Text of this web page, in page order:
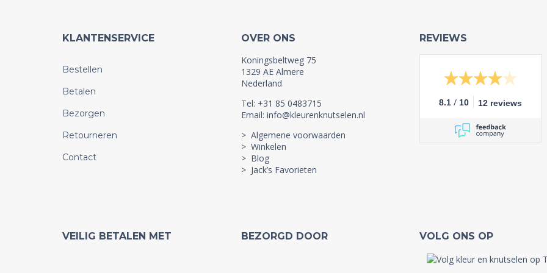
KLANTENSERVICE
Bestellen
Betalen
Bezorgen
Retourneren
Contact
OVER ONS
Koningsbeltweg 75
1329 AE Almere
Nederland
Tel: +31 85 0483715
Email: info@kleurenknutselen.nl
> Algemene voorwaarden
> Winkelen
> Blog
> Jack’s Favorieten
REVIEWS
8.1 / 10 12 reviews
VEILIG BETALEN MET BEZORGD DOOR VOLG ONS OP